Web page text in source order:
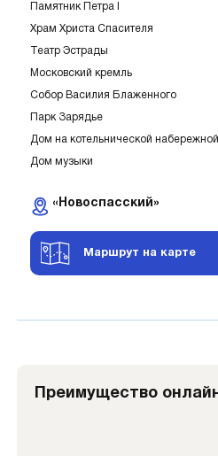
Памятник Петра I
Храм Христа Спасителя
Театр Эстрады
Московский кремль
Собор Василия Блаженного
Парк Зарядье
Дом на котельнической набережной
Дом музыки
«Новоспасский»
Маршрут на карте
Преимущество